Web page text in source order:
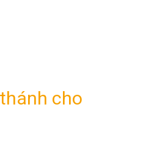
cho